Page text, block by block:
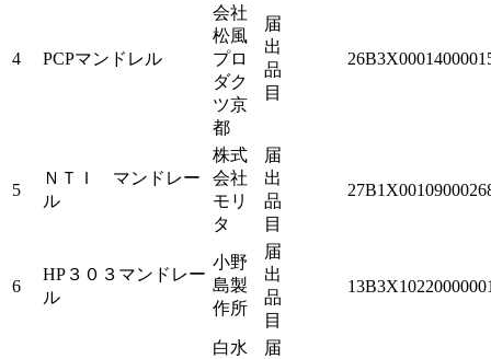
4 PCPマンドレル
会社
松風
プロ
ダク
ツ京
都
届
出
品
目
5
ＮＴＩ マンドレー
ル
株式
会社
モリ
タ
届
出
品
目
6
HP３０３マンドレー
ル
小野
島製
作所
届
出
品
目
白水
届